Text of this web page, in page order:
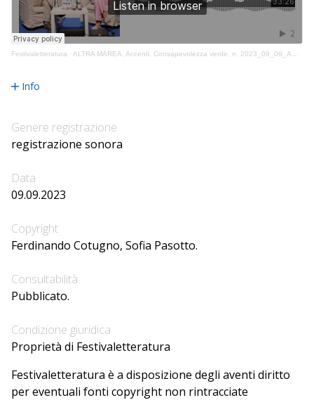
Festivaletteratura · ALTRA MAREA, Accenti, Consapevolezza verde, n. 2023_09_09_ACC2130
Info
Genere registrazione
registrazione sonora
Data
09.09.2023
Copyright
Ferdinando Cotugno, Sofia Pasotto.
Consultabilità
Pubblicato.
Condizione giuridica
Proprietà di Festivaletteratura
Festivaletteratura è a disposizione degli aventi diritto
per eventuali fonti copyright non rintracciate